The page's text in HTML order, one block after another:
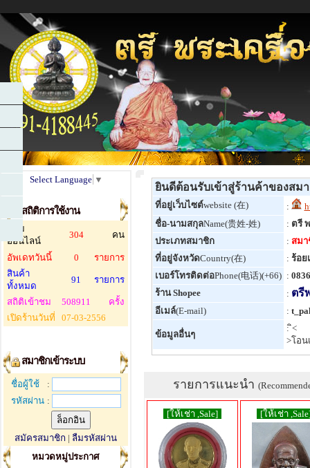
Select Language ▼
สถิติการใช้งาน
ผู้ชม
ออนไลน์
304 คน
อัพเดทวันนี้ 0
รายการ
สินค้า
ทั้งหมด
91 รายการ
สถิติเข้าชม 508911
ครั้ง
เปิดร้านวันที่
07-03-2556
สมาชิกเข้าระบบ
ชื่อผู้ใช้
:
รหัสผ่าน :
สมัครสมาชิก | ลืมรหัสผ่าน
หมวดหมู่ประกาศ
ยินดีต้อนรับเข้าสู่ร้านค้าของสม
ที่อยู่เว็บไซต์website (在) :
ชื่อ-นามสกุลName(贵姓-姓) : ตรี
ประเภทสมาชิก
: สมา
ที่อยู่จังหวัดCountry(在) : ร้อย
เบอร์โทรติดต่อPhone(电话)(+66) :
ร้าน Shopee
: ตรี
อีเมล์(E-mail) :
ข้อมูลอื่นๆ
: ิ<
>โอน
รายการแนะนำ
[ให้เช่า ,Sale] [ให้เช่า